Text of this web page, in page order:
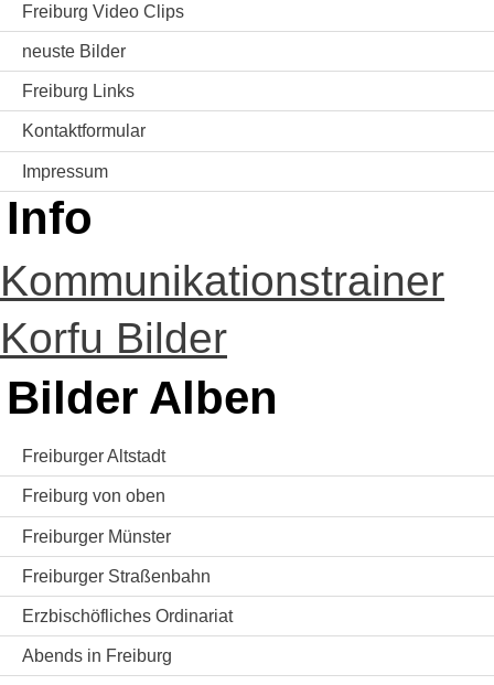
Freiburg Video Clips
neuste Bilder
Freiburg Links
Kontaktformular
Impressum
Info
Kommunikationstrainer
Korfu Bilder
Bilder Alben
Freiburger Altstadt
Freiburg von oben
Freiburger Münster
Freiburger Straßenbahn
Erzbischöfliches Ordinariat
Abends in Freiburg